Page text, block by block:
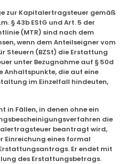
zur Kapitalertragsteuer gemäß
§ 43b EStG und Art. 5 der
(MTR) sind nach dem
wenn dem Anteilseigner vom
Steuern (BZSt) die Erstattung
unter Bezugnahme auf § 50d
Anhaltspunkte, die auf eine
im Einzelfall hindeuten,
in Fällen, in denen ohne ein
die
beantragt wird,
Einreichung eines formal
Er endet mit
des Erstattungsbetrags.